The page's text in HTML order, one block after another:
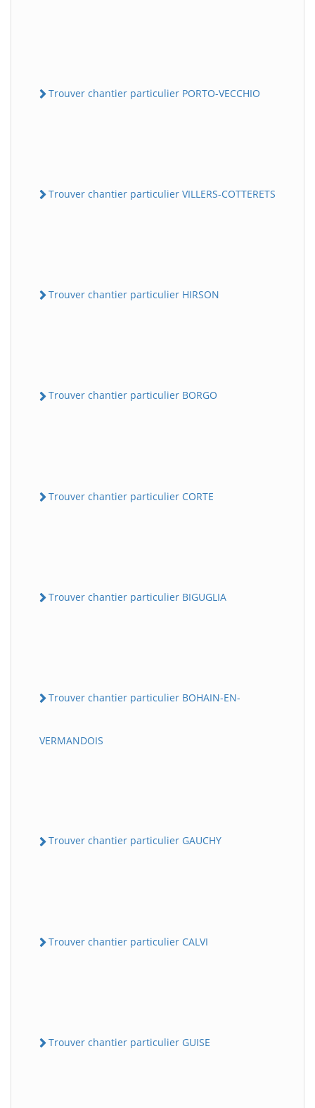
Trouver chantier particulier PORTO-VECCHIO
Trouver chantier particulier VILLERS-COTTERETS
Trouver chantier particulier HIRSON
Trouver chantier particulier BORGO
Trouver chantier particulier CORTE
Trouver chantier particulier BIGUGLIA
Trouver chantier particulier BOHAIN-EN-
VERMANDOIS
Trouver chantier particulier GAUCHY
Trouver chantier particulier CALVI
Trouver chantier particulier GUISE